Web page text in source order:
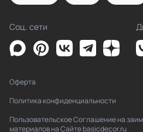
Соц. сети
Оферта
Политика конфиденциальности
Пользовательское Соглашение на
материалов на Сайте basicdecor.ru